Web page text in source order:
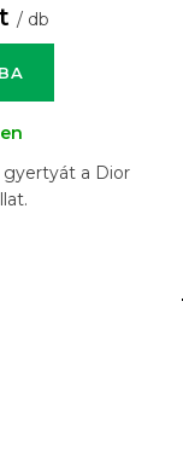
/ db
gyertyát a Dior